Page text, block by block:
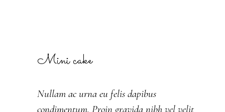
Mini cake
Nullam ac urna eu felis dapibus
condimentum. Proin gravida nibh vel velit